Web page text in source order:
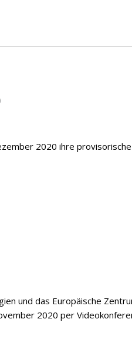
2020 ihre provisorische
und das Europäische
2020 per